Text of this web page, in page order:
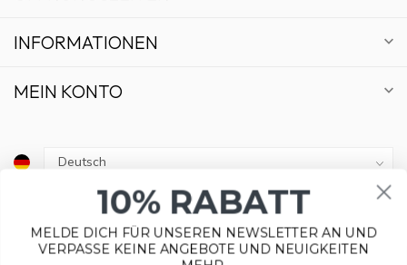
INFORMATIONEN
MEIN KONTO
10% RABATT
MELDE DICH FÜR UNSEREN NEWSLETTER AN UND
VERPASSE KEINE ANGEBOTE UND NEUIGKEITEN
MEHR.